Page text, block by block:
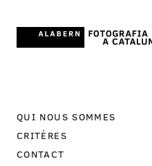
QUI NOUS SOMMES
CRITÈRES
CONTACT